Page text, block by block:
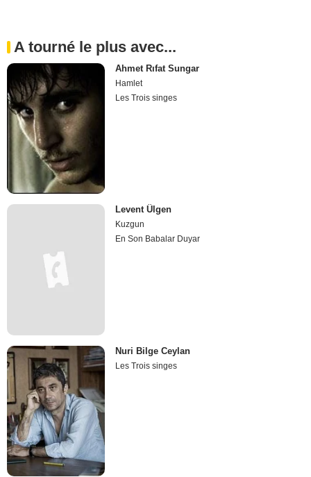
A tourné le plus avec...
Ahmet Rıfat Sungar
Hamlet
Les Trois singes
Levent Ülgen
Kuzgun
En Son Babalar Duyar
Nuri Bilge Ceylan
Les Trois singes